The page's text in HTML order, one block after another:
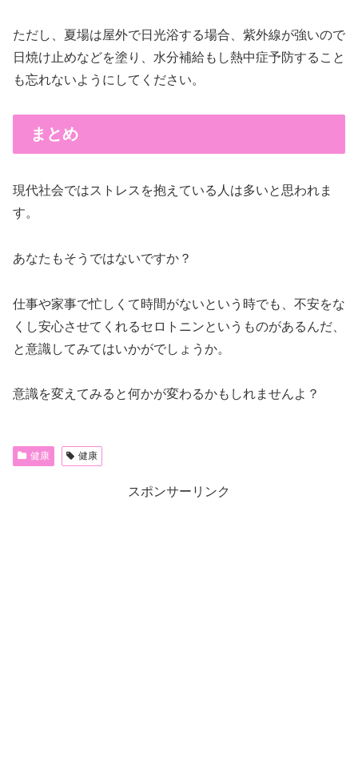
ただし、 夏場は屋外で日光浴する場合、紫外線が強いので
日焼け止めなどを塗り、水分補給もし熱中症予防すること
も忘れないようにしてください。
まとめ
現代社会ではストレスを抱えている人は多いと思われま
す。
あなたもそうではないですか？
仕事や家事で忙しくて時間がないという時でも、 不安をな
くし安心させてくれるセロトニンという ものがあるんだ、
と意識してみてはいかがでしょうか。
意識を変えてみると何かが変わるかもしれませんよ？
健康 健康
スポンサーリンク